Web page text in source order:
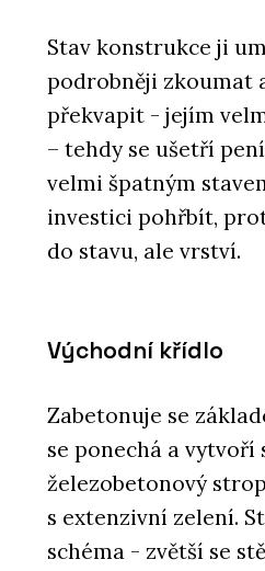
Stav konstrukce ji
podrobněji zkoumat
překvapit - jejím
– tehdy se ušetří
velmi špatným
investici pohřbít,
do stavu, ale vrství.
Východní křídlo
Zabetonuje se
se ponechá a vytvoří
železobetonový
s extenzivní zelení.
schéma - zvětší se